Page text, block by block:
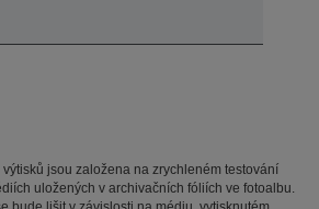
jsou založena na zrychleném testování
uložených v archivačních fóliích ve fotoalbu.